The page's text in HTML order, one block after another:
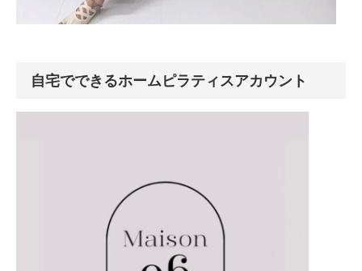
自宅でできるホームピラティスアカウント